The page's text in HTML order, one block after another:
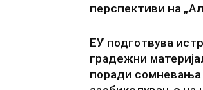
перспективи на
ЕУ подготвува
градежни
поради сомневања